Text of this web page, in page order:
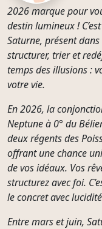
2026 marque pour
destin lumineux !
Saturne, présent
structurer, trier et
temps des illusions :
votre vie.
En 2026, la
Neptune à 0° du
deux régents des
offrant une chance
de vos idéaux. Vos
structurez avec foi.
le concret avec
Entre mars et juin,